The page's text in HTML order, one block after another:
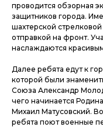
проводится обзорная
защитников города.
шахтерской
отправкой на фронт.
наслаждаются
Далее ребята едут к
которой были
Союза Александр
чего начинается
Михаил Матусовский.
ребята поют военные